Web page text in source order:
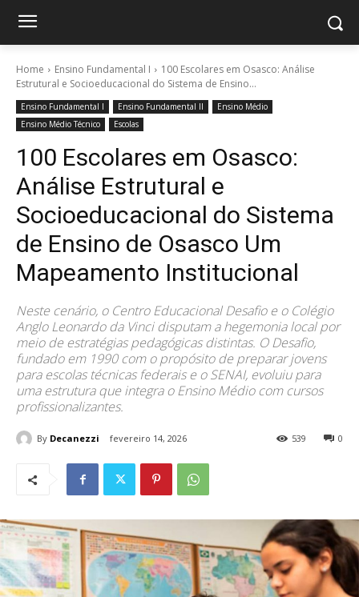
Home Ensino Fundamental I
100 Escolares em Osasco: Análise
Estrutural e Socioeducacional do Sistema de Ensino...
Ensino Fundamental I Ensino Fundamental II
Ensino Médio
Ensino Médio Técnico
Escolas
100 Escolares em Osasco:
Análise Estrutural e
Socioeducacional do Sistema
de Ensino de Osasco Um
Mapeamento Institucional
Neste cenário, o Centro Educacional Desafio e o Colégio
Anglo Leonardo da Vinci disputam a hegemonia local por
meio de estratégias pedagógicas distintas. O Desafio,
fundado em 1990 com o propósito de preparar jovens
para escolas técnicas federais e o SENAI, evoluiu para
uma estrutura que integra o Ensino Médio com cursos
profissionalizantes.
By Decanezzi fevereiro 14, 2026 0
539